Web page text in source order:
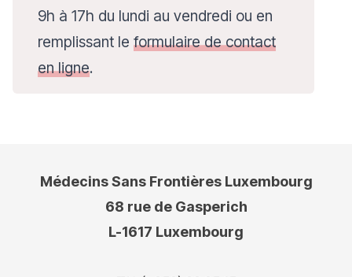
9h à 17h du lundi au vendredi ou en
remplissant le formulaire de contact
en ligne.
Médecins Sans Frontières Luxembourg
68 rue de Gasperich
L-1617 Luxembourg